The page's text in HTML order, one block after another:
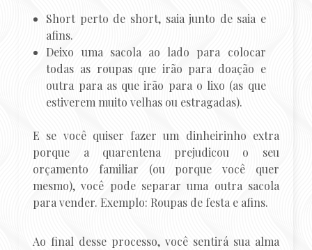
Short perto de short, saia junto de saia e
afins.
Deixo uma sacola ao lado para colocar
todas as roupas que irão para doação e
outra para as que irão para o lixo (as que
estiverem muito velhas ou estragadas).
E se você quiser fazer um dinheirinho extra
porque a quarentena prejudicou o seu
orçamento familiar (ou porque você quer
mesmo), você pode separar uma outra sacola
para vender. Exemplo: Roupas de festa e afins.
Ao final desse processo, você sentirá sua alma